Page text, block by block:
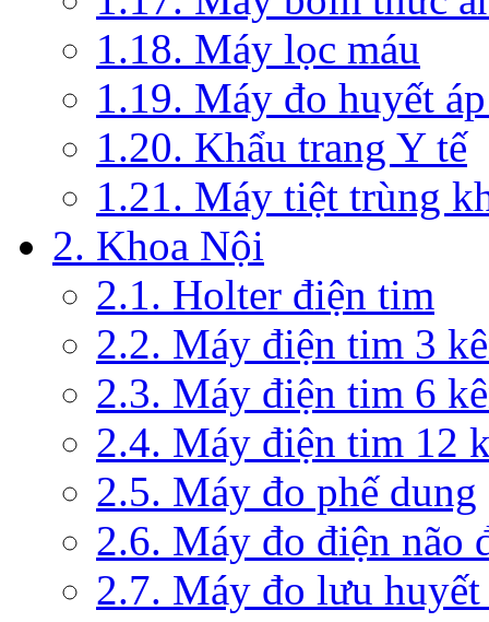
1.18. Máy lọc máu
1.19. Máy đo huyết
1.20. Khẩu trang Y tế
1.21. Máy tiệt trùng
2. Khoa Nội
2.1. Holter điện tim
2.2. Máy điện tim 3
2.3. Máy điện tim 6
2.4. Máy điện tim 12
2.5. Máy đo phế dung
2.6. Máy đo điện não
2.7. Máy đo lưu